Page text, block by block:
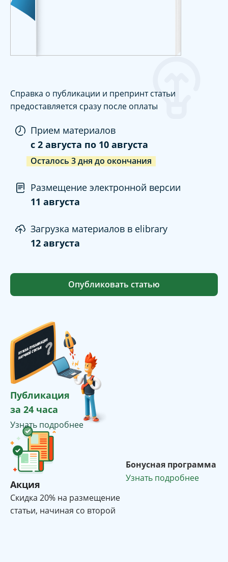
Справка о публикации и препринт статьи
предоставляется сразу после оплаты
Прием материалов
c 2 августа по 10 августа
Осталось 3дня до окончания
Размещение электронной версии
11 августа
Загрузка материалов в elibrary
12 августа
Опубликовать статью
Публикация
за 24 часа
Узнать подробнее
Акция
Cкидка 20% на размещение
статьи, начиная со второй
Бонусная программа
Узнать подробнее